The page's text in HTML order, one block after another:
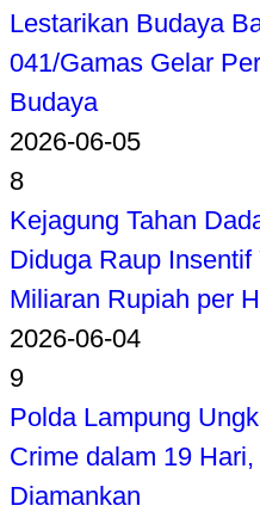
Lestarikan Budaya
041/Gamas Gelar
Budaya
2026-06-05
8
Kejagung Tahan
Diduga Raup
Miliaran Rupiah per
2026-06-04
9
Polda Lampung
Crime dalam 19
Diamankan